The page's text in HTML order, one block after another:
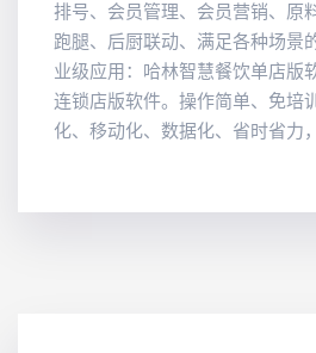
排号、会员管理、会员营销、原
跑腿、后厨联动、满足各种场景
业级应用：哈林智慧餐饮单店版
连锁店版软件。操作简单、免培
化、移动化、数据化、省时省力